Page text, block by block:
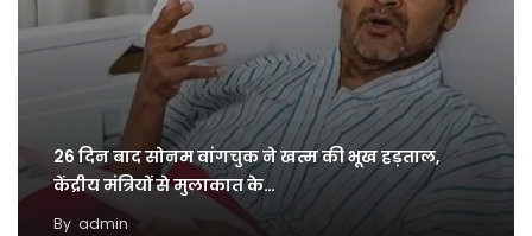
26 दिन बाद सोनम वांगचुक ने खत्म की भूख हड़ताल,
केंद्रीय मंत्रियों से मुलाकात के…
By admin